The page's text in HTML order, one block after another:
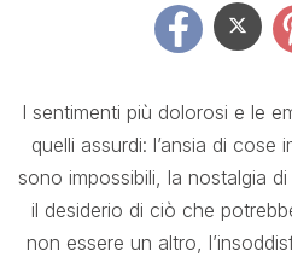
I sentimenti più dolorosi e le
quelli assurdi: l’ansia di cose
sono impossibili, la nostalgia
il desiderio di ciò che
non essere un altro,